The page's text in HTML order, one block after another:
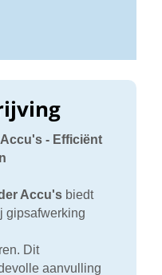
- Efficiënt
Accu's biedt
gipsafwerking
Dit
aanvulling